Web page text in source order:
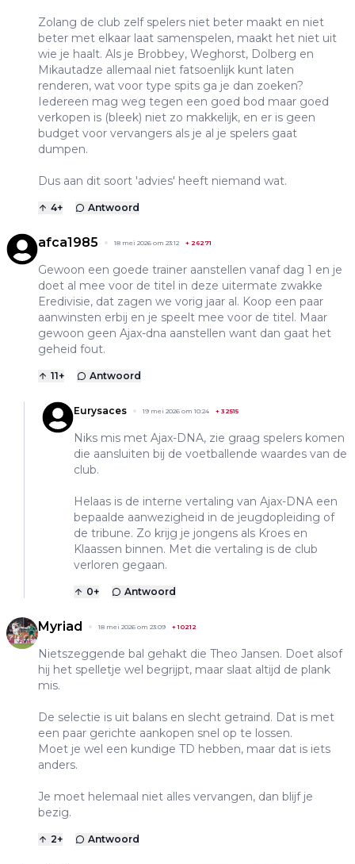
Zolang de club zelf spelers niet beter maakt en niet
beter met elkaar laat samenspelen, maakt het niet uit
wie je haalt. Als je Brobbey, Weghorst, Dolberg en
Mikautadze allemaal niet fatsoenlijk kunt laten
renderen, wat voor type spits ga je dan zoeken?
Iedereen mag weg tegen een goed bod maar goed
verkopen is (bleek) niet zo makkelijk, en er is geen
budget voor vervangers als je al je spelers gaat
dumpen.
Dus aan dit soort 'advies' heeft niemand wat.
4+ Antwoord
afca1985 18 mei 2026 om 23:12 + 26271
Gewoon een goede trainer aanstellen vanaf dag 1 en je
doet al mee voor de titel in deze uitermate zwakke
Eredivisie, dat zagen we vorig jaar al. Koop een paar
aanwinsten erbij en je speelt mee voor de titel. Maar
gewoon geen Ajax-dna aanstellen want dan gaat het
geheid fout.
11+ Antwoord
Eurysaces 19 mei 2026 om 10:24 + 32515
Niks mis met Ajax-DNA, zie graag spelers komen
die aansluiten bij de voetballende waardes van de
club.
Helaas is de interne vertaling van Ajax-DNA een
bepaalde aanwezigheid in de jeugdopleiding of
de tribune. Zo krijg je jongens als Kroes en
Klaassen binnen. Met die vertaling is de club
verloren gegaan.
0+ Antwoord
Myriad 18 mei 2026 om 23:09 +10212
Nietszeggende bal gehakt die Theo Jansen. Doet alsof
hij het spelletje wel begrijpt, maar slaat altijd de plank
mis.
De selectie is uit balans en slecht getraind. Dat is met
een paar gerichte aankopen snel op te lossen.
Moet je wel een kundige TD hebben, maar dat is iets
anders.
Je moet helemaal niet alles vervangen, dan blijf je
bezig.
2+ Antwoord